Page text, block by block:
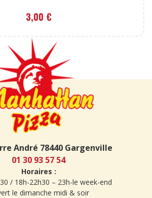
3,00 €
André 78440 Gargenville
01 30 93 57 54
Horaires :
/ 18h-22h30 – 23h-le week-end
le dimanche midi & soir